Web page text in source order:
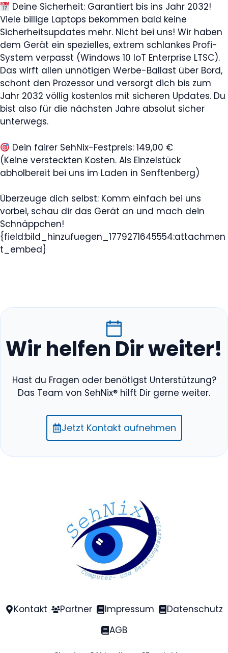
Deine Sicherheit: Garantiert bis ins Jahr 2032!
Viele billige Laptops bekommen bald keine
Sicherheitsupdates mehr. Nicht bei uns! Wir haben
dem Gerät ein spezielles, extrem schlankes Profi-
System verpasst (Windows 10 IoT Enterprise LTSC).
Das wirft allen unnötigen Werbe-Ballast über Bord,
schont den Prozessor und versorgt dich bis zum
Jahr 2032 völlig kostenlos mit sicheren Updates. Du
bist also für die nächsten Jahre absolut sicher
unterwegs.
Dein fairer SehNix-Festpreis: 149,00 €
(Keine versteckten Kosten. Als Einzelstück
abholbereit bei uns im Laden in Senftenberg)
Überzeuge dich selbst: Komm einfach bei uns
vorbei, schau dir das Gerät an und mach dein
Schnäppchen!
{field:bild_hinzufuegen_1779271645554:attachmen
t_embed}
Wir helfen Dir weiter!
Hast du Fragen oder benötigst Unterstützung?
Das Team von SehNix® hilft Dir gerne weiter.
Jetzt Kontakt aufnehmen
Kontakt Partner Impressum
Datenschutz
AGB